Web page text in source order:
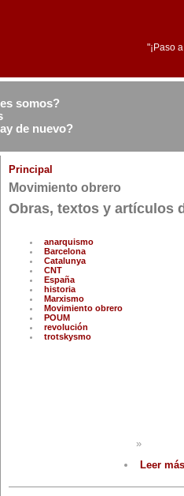
"¡Paso
somos?
de nuevo?
Principal
Movimiento obrero
Obras, textos y artículos
anarquismo
Barcelona
Catalunya
CNT
España
historia
Marxismo
Movimiento obrero
POUM
revolución
trotskysmo
»
Leer más